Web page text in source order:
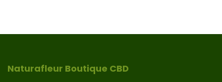
Naturafleur Boutique CBD